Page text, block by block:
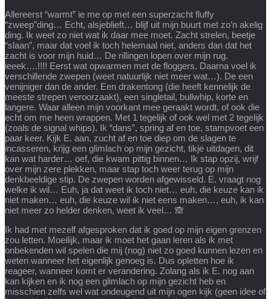
Allereerst “warmt” ie me op met een superzacht fluffy
“zweep”ding… Echt, alsjeblieft… blijf uit mijn buurt met zo’n akelig
ding. Ik weet zo niet wat ik daar mee moet. Zacht strelen, beetje
“slaan”, maar dat voel ik toch helemaal niet, anders dan dat het
zacht is voor mijn huid… De rillingen lopen over mijn rug.
ieeek….!!!! Eerst wat opwarmen met de floggers. Daarna voel ik
verschillende zwepen (weet natuurlijk niet meer wat…). De een
venijniger dan de ander. Een drakentong (die heeft kennelijk de
meeste strepen veroorzaakt), een singletail, bullwhip, korte en
langere. Waar alleen mijn voorkant mee geraakt wordt, of ook die
echt om me heen wrappen. Met 1 tegelijk of ook wel met 2 tegelijk
(zoals de signal whips). Ik “dans”, spring af en toe, stampvoet een
paar keer. Kijk E. aan, zucht af en toe diep om de slagen te
incasseren, krijg een glimlach op mijn gezicht, tikje uitdagen, dit
kan wat harder… oef, die kwam pittig binnen… Ik stap opzij, wrijf
over mijn zere plekken, maar stap toch weer terug op mijn
denkbeeldige stip. De zwepen worden afgewisseld. E. vraagt nog
welke ik wil… Euh, ja dat weet ik toch niet… euh, die keuze kan ik
niet maken… euh, die keuze wil ik niet eens maken…, euh, ik kan
niet meer zo helder denken, weet ik veel… 🙈
Ik had met mezelf afgesproken dat ik goed op mijn eigen grenzen
zou letten. Moeilijk, maar ik moet het gaan leren als ik met
onbekenden wil spelen die mij (nog) niet zo goed kunnen lezen en
weten wanneer het eigenlijk genoeg is. Dus opletten hoe ik
reageer, wanneer komt er verandering. Zolang als ik E. nog aan
kan kijken en ik nog een glimlach op mijn gezicht heb en
misschien zelfs wel wat ondeugend uit mijn ogen kijk (geen idee of